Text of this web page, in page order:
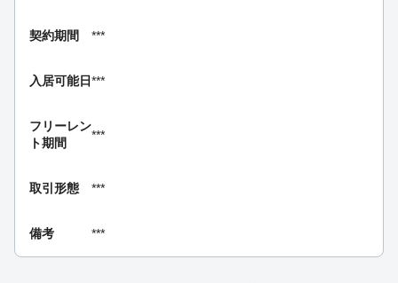
契約期間 ***
入居可能日***
フリーレン
ト期間
***
取引形態 ***
備考 ***